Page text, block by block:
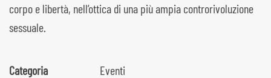
corpo e libertà, nell’ottica di una più ampia controrivoluzione
sessuale.
Categoria
Eventi